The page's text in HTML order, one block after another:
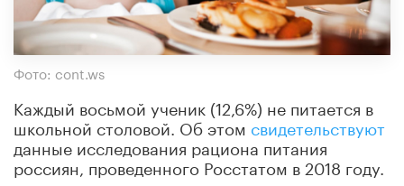
Фото: cont.ws
Каждый восьмой ученик (12,6%) не питается в
школьной столовой. Об этом свидетельствуют
данные исследования рациона питания
россиян, проведенного Росстатом в 2018 году.